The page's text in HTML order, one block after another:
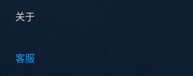
关于
客服